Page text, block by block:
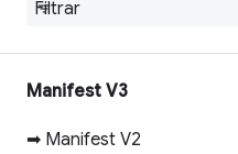
Manifest V3
➡ Manifest V2